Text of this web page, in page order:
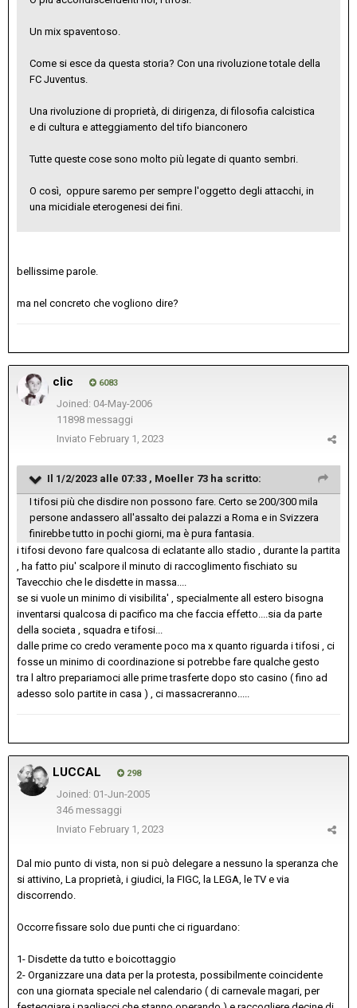
Un mix spaventoso.
Come si esce da questa storia? Con una rivoluzione totale della
FC Juventus.
Una rivoluzione di proprietà, di dirigenza, di filosofia calcistica
e di cultura e atteggiamento del tifo bianconero
Tutte queste cose sono molto più legate di quanto sembri.
O così, oppure saremo per sempre l'oggetto degli attacchi, in
una micidiale eterogenesi dei fini.
bellissime parole.
ma nel concreto che vogliono dire?
clic 6083
Joined: 04-May-2006
11898 messaggi
Inviato February 1, 2023
Il 1/2/2023 alle 07:33 , Moeller 73 ha scritto:
I tifosi più che disdire non possono fare. Certo se 200/300 mila
persone andassero all'assalto dei palazzi a Roma e in Svizzera
finirebbe tutto in pochi giorni, ma è pura fantasia.
i tifosi devono fare qualcosa di eclatante allo stadio , durante la partita
, ha fatto piu' scalpore il minuto di raccoglimento fischiato su
Tavecchio che le disdette in massa....
se si vuole un minimo di visibilita' , specialmente all estero bisogna
inventarsi qualcosa di pacifico ma che faccia effetto....sia da parte
della societa , squadra e tifosi...
dalle prime co credo veramente poco ma x quanto riguarda i tifosi , ci
fosse un minimo di coordinazione si potrebbe fare qualche gesto
tra l altro prepariamoci alle prime trasferte dopo sto casino ( fino ad
adesso solo partite in casa ) , ci massacreranno.....
LUCCAL 298
Joined: 01-Jun-2005
346 messaggi
Inviato February 1, 2023
Dal mio punto di vista, non si può delegare a nessuno la speranza che
si attivino, La proprietà, i giudici, la FIGC, la LEGA, le TV e via
discorrendo.
Occorre fissare solo due punti che ci riguardano:
1- Disdette da tutto e boicottaggio
2- Organizzare una data per la protesta, possibilmente coincidente
con una giornata speciale nel calendario ( di carnevale magari, per